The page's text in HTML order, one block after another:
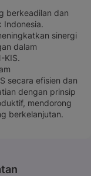
berkeadilan dan
Indonesia.
sinergi
dalam
KIS.
secara efisien dan
dengan prinsip
mendorong
berkelanjutan.